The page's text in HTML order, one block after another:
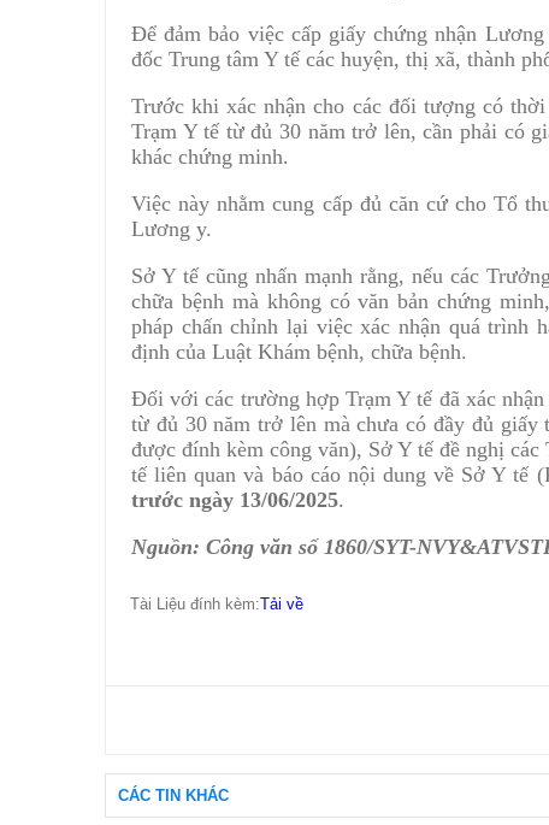
Để đảm bảo việc cấp giấy chứng nhận
đốc Trung tâm Y tế các huyện, thị xã, thành
Trước khi xác nhận cho các đối tượng có
Trạm Y tế từ đủ 30 năm trở lên, cần phải có
khác chứng minh.
Việc này nhằm cung cấp đủ căn cứ cho Tổ
Lương y.
Sở Y tế cũng nhấn mạnh rằng, nếu các
chữa bệnh mà không có văn bản chứng
pháp chấn chỉnh lại việc xác nhận quá trình
định của Luật Khám bệnh, chữa bệnh.
Đối với các trường hợp Trạm Y tế đã xác
từ đủ 30 năm trở lên mà chưa có đầy đủ
được đính kèm công văn), Sở Y tế đề nghị
tế liên quan và báo cáo nội dung về Sở Y tế
trước ngày 13/06/2025.
Nguồn: Công văn số 1860/SYT-
Tài Liệu đính kèm:Tải về
CÁC TIN KHÁC